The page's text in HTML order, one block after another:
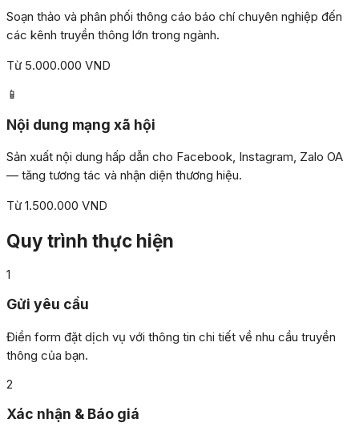
Soạn thảo và phân phối thông cáo báo chí chuyên nghiệp đến
các kênh truyền thông lớn trong ngành.
Từ 5.000.000 VND
📱
Nội dung mạng xã hội
Sản xuất nội dung hấp dẫn cho Facebook, Instagram, Zalo OA
— tăng tương tác và nhận diện thương hiệu.
Từ 1.500.000 VND
Quy trình thực hiện
1
Gửi yêu cầu
Điền form đặt dịch vụ với thông tin chi tiết về nhu cầu truyền
thông của bạn.
2
Xác nhận & Báo giá